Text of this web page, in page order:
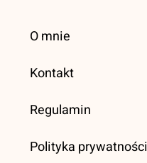
O mnie
Kontakt
Regulamin
Polityka prywatności